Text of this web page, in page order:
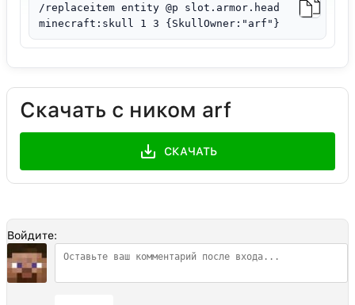
/replaceitem entity @p slot.armor.head
minecraft:skull 1 3 {SkullOwner:"arf"}
Скачать с ником arf
СКАЧАТЬ
Войдите: